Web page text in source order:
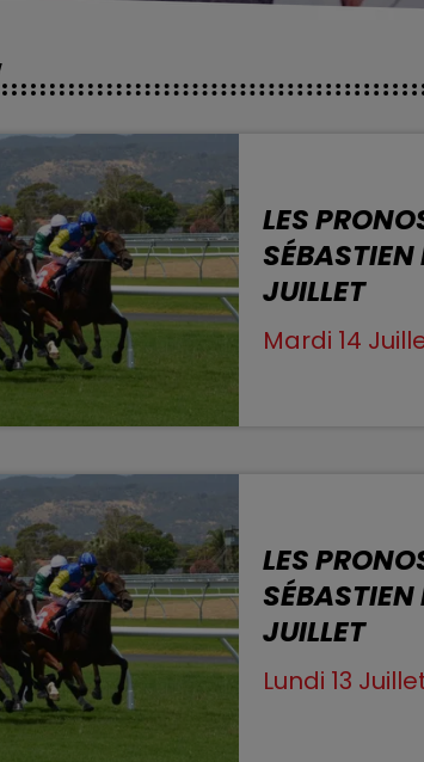
12h00 - 13h00
RDL & VOUS
LES
JUILLET
Mardi 14
LES
JUILLET
Lundi 13